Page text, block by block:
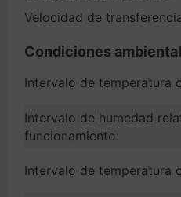
Velocidad de
Condiciones
Intervalo de temperatura
Intervalo de humedad
funcionamiento:
Intervalo de temperatura